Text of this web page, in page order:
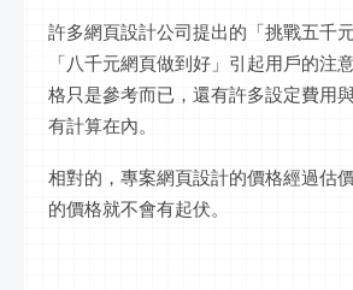
許多網頁設計公司提出的「挑戰五千
「八千元網頁做到好」引起用戶的注
格只是參考而已，還有許多設定費用
有計算在內。
相對的，專案網頁設計的價格經過估
的價格就不會有起伏。